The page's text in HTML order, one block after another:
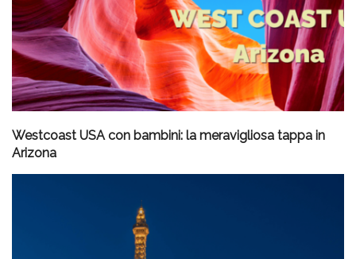
Westcoast USA con bambini: la meravigliosa tappa in
Arizona